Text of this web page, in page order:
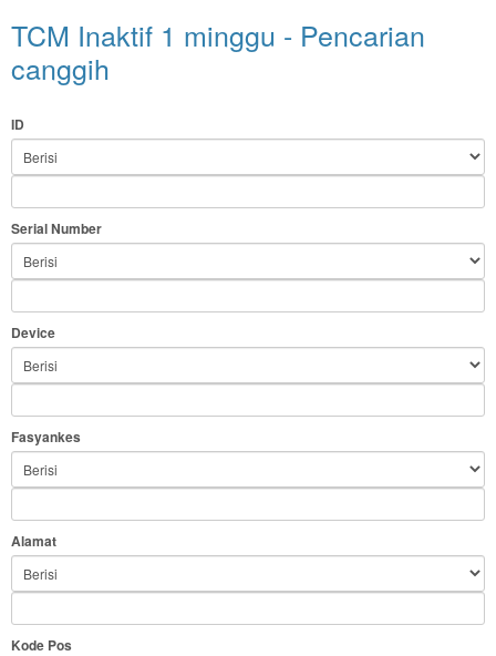
TCM Inaktif 1 minggu - Pencarian
canggih
ID
Serial Number
Device
Fasyankes
Alamat
Kode Pos